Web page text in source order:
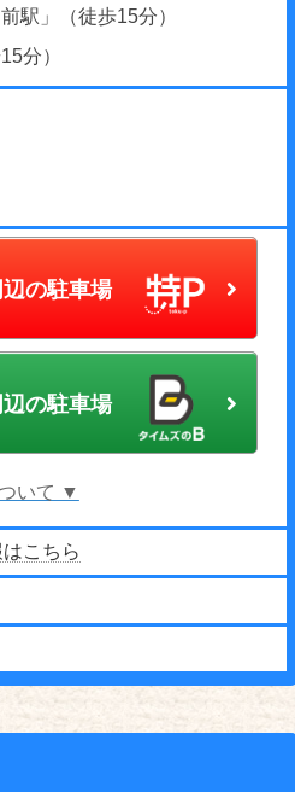
駅」（徒歩15分）
分）
辺の駐車場
辺の駐車場
いて ▼
こちら